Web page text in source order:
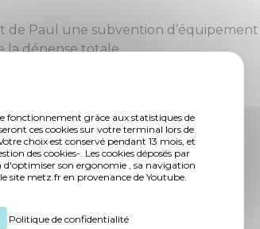
fonctionnement grâce aux statistiques de
ces cookies sur votre terminal lors de
choix est conservé pendant 13 mois, et
des cookies-. Les cookies déposés par
son ergonomie , sa navigation
site metz.fr en provenance de Youtube.
Politique de confidentialité
de Paul une subvention
la dépense totale.
en cour.